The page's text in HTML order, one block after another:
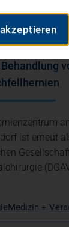
bestätigt
ist erneut
Medizin +